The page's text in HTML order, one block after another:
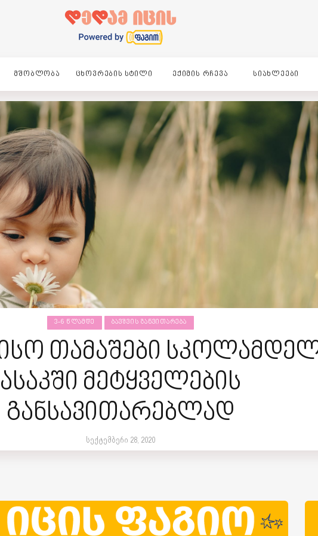
ᲛᲨᲝᲑᲚᲝᲑᲐ ᲪᲮᲝᲕᲠᲔᲑᲘᲡ ᲡᲢᲘᲚᲘ ᲔᲥᲘᲛᲘᲡ ᲠᲩᲔᲕᲐ ᲡᲘᲐᲮᲚᲔᲔᲑᲘ
3-6 ᲬᲚᲐᲛᲓᲔ ᲑᲐᲕᲨᲕᲘᲡ ᲒᲐᲜᲕᲘᲗᲐᲠᲔᲑᲐ
თამაშები
ასაკში მეტყველების
განსავითარებლად
სექტემბერი 28, 2020